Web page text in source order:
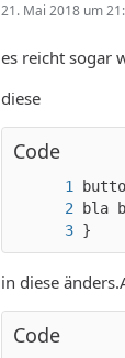
21. Mai 2018 um
es reicht sogar
diese
Code
}
in diese
Code